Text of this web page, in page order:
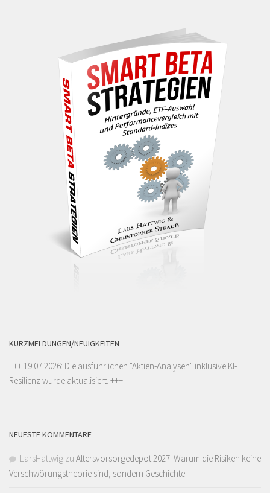
KURZMELDUNGEN/NEUIGKEITEN
+++ 19.07.2026: Die ausführlichen "Aktien-Analysen" inklusive KI-
Resilienz wurde aktualisiert. +++
NEUESTE KOMMENTARE
LarsHattwig zu Altersvorsorgedepot 2027: Warum die Risiken keine
Verschwörungstheorie sind, sondern Geschichte